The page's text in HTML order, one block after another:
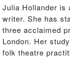
practitioners,
India. Indian Folk
versatile and up-
and practitioners
Julia Hollander is
writer. She has
three acclaimed
London. Her
folk theatre